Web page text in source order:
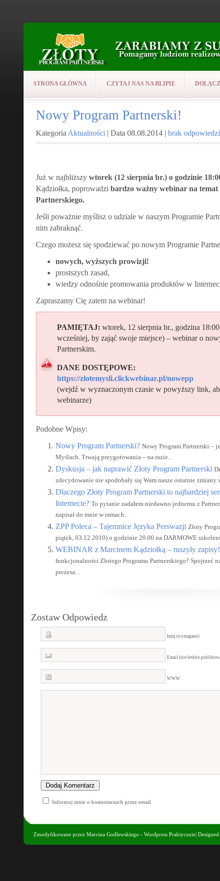
STRONA GŁÓWNA CZYTAJ NAS NA BLIPIE
Nowy Program Partnerski!
Kategoria Aktualności | Data 08.08.2014 | brak odpowiedzi
Już w najbliższy wtorek (12 sierpnia br.) o godzinie
Kądziołka, poprowadzi bardzo ważny webinar na
Partnerskiego.
Jeśli poważnie myślisz o udziale w naszym Programie
nim zabraknąć.
Czego możesz się spodziewać po nowym Programie
nowych, wyższych prowizji!
prostszych zasad,
wiedzy odnośnie promowania produktów w
Zapraszamy Cię zatem na webinar!
PAMIĘTAJ: wtorek, 12 sierpnia br., godzina
wcześniej, by zająć swoje miejsce) – webinar o
Partnerskim.
DANE DOSTĘPOWE:
https://zlotemysli.clickwebinar.pl/nowepp
(wejdź w wyznaczonym czasie w powyższy link,
webinarze)
Podobne Wpisy:
Nowy Program Partnerski? Nowy Program Partnerski –
Myślach. Trwają przygotowania – na razie...
Dyskusja – jak naprawić Złoty Program Partnerski
zdecydowanie nie spodobały się Wam nasze ostatnie zmiany
Dlaczego Złoty Program Partnerski to najbardziej
Internecie? To pytanie zadałem niedawno jednemu z
napisał do mnie w ramach...
ZPP Poleca – Tajemnice Języka Perswazji Złoty
piątek, 03.12.2010) o godzinie 20.00 na DARMOWE
WEBINAR z Marcinem Kądziołką – ruszyły zapisy!
funkcjonalności Złotego Programu Partnerskiego? Spojrzeć
prezesa...
Zostaw Odpowiedz
Imię (wymagane)
Email (nie bedzie
WWW
Informuj mnie o komentarzach przez email
Zmodyfikowane przez Marcina Godlewskiego - Wordpress Praktycznie|